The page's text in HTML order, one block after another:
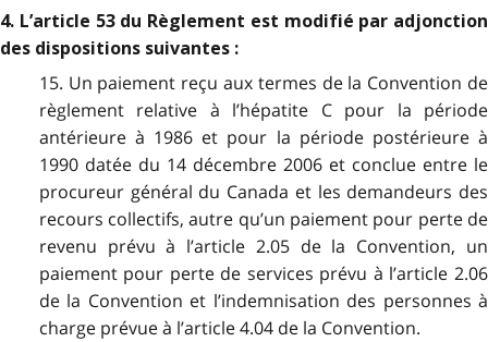
4. L’article 53 du Règlement est modifié par adjonction
des dispositions suivantes :
15. Un paiement reçu aux termes de la Convention de
règlement relative à l’hépatite C pour la période
antérieure à 1986 et pour la période postérieure à
1990 datée du 14 décembre 2006 et conclue entre le
procureur général du Canada et les demandeurs des
recours collectifs, autre qu’un paiement pour perte de
revenu prévu à l’article 2.05 de la Convention, un
paiement pour perte de services prévu à l’article 2.06
de la Convention et l’indemnisation des personnes à
charge prévue à l’article 4.04 de la Convention.